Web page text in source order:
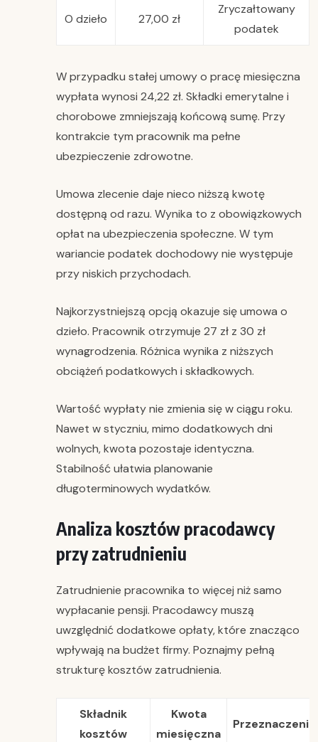
O dzieło 27,00 zł
Zryczałtowany
podatek
W przypadku stałej umowy o pracę miesięczna
wypłata wynosi 24,22 zł. Składki emerytalne i
chorobowe zmniejszają końcową sumę. Przy
kontrakcie tym pracownik ma pełne
ubezpieczenie zdrowotne.
Umowa zlecenie daje nieco niższą kwotę
dostępną od razu. Wynika to z obowiązkowych
opłat na ubezpieczenia społeczne. W tym
wariancie podatek dochodowy nie występuje
przy niskich przychodach.
Najkorzystniejszą opcją okazuje się umowa o
dzieło. Pracownik otrzymuje 27 zł z 30 zł
wynagrodzenia. Różnica wynika z niższych
obciążeń podatkowych i składkowych.
Wartość wypłaty nie zmienia się w ciągu roku.
Nawet w styczniu, mimo dodatkowych dni
wolnych, kwota pozostaje identyczna.
Stabilność ułatwia planowanie
długoterminowych wydatków.
Analiza kosztów pracodawcy
przy zatrudnieniu
Zatrudnienie pracownika to więcej niż samo
wypłacanie pensji. Pracodawcy muszą
uwzględnić dodatkowe opłaty, które znacząco
wpływają na budżet firmy. Poznajmy pełną
strukturę kosztów zatrudnienia.
Składnik
kosztów
Kwota
miesięczna
Przeznaczenie